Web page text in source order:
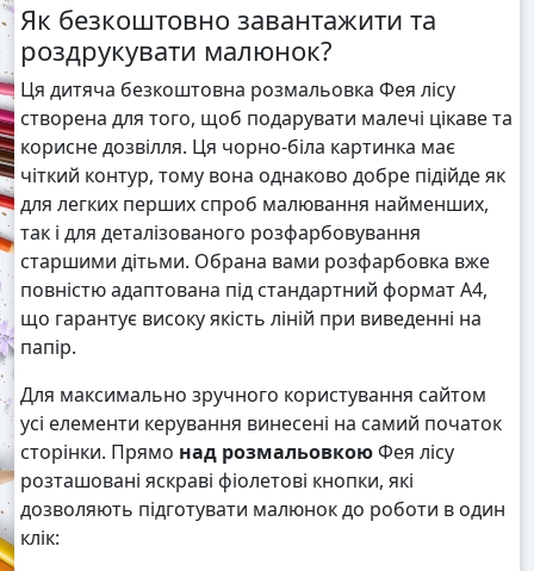
Як безкоштовно завантажити та
роздрукувати малюнок?
Ця дитяча безкоштовна розмальовка Фея лісу
створена для того, щоб подарувати малечі цікаве та
корисне дозвілля. Ця чорно-біла картинка має
чіткий контур, тому вона однаково добре підійде як
для легких перших спроб малювання найменших,
так і для деталізованого розфарбовування
старшими дітьми. Обрана вами розфарбовка вже
повністю адаптована під стандартний формат А4,
що гарантує високу якість ліній при виведенні на
папір.
Для максимально зручного користування сайтом
усі елементи керування винесені на самий початок
сторінки. Прямо над розмальовкоюФея лісу
розташовані яскраві фіолетові кнопки, які
дозволяють підготувати малюнок до роботи в один
клік: